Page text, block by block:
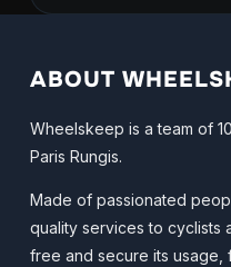
ABOUT
Wheelskeep is a team of
Paris Rungis.
Made of passionated
quality services to cyclists
free and secure its usage,